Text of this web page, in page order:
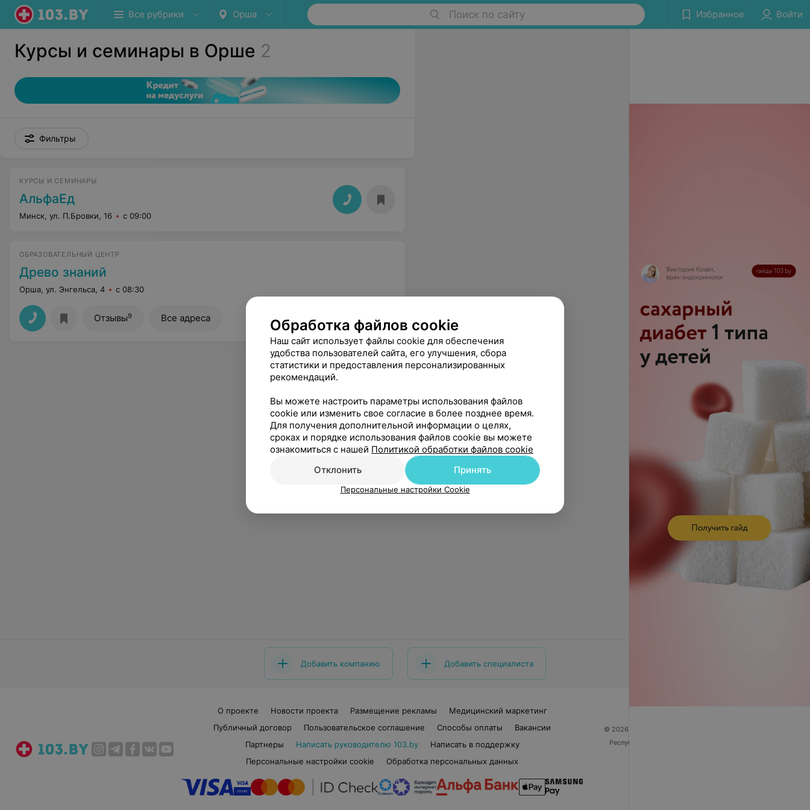
Все рубрики Орша Поиск по сайту Избранное Войти
Курсы и семинары в Орше 2
Фильтры
КУРСЫ И СЕМИНАРЫ
АльфаЕд
Минск, ул. П.Бровки, 16 с 09:00
ОБРАЗОВАТЕЛЬНЫЙ ЦЕНТР
Древо знаний
Орша, ул. Энгельса, 4 с 08:30
Отзывы9 Все адреса
Добавить компанию Добавить специалиста
О проекте Новости проекта Размещение рекламы
Медицинский маркетинг
Публичный договор
Пользовательское соглашение Способы оплаты
Вакансии
Партнеры
Написать руководителю 103.by
Написать в поддержку
Персональные настройки cookie
Обработка персональных данных
© 2026 ООО «Артокс Лаб», УНП 191700409
Республика Беларусь, г. Минск, улица Толбухина, 2,
Обработка файлов cookie
Наш сайт использует файлы cookie для обеспечения
удобства пользователей сайта, его улучшения, сбора
статистики и предоставления персонализированных
рекомендаций.
Вы можете настроить параметры использования файлов
cookie или изменить свое согласие в более позднее время.
Для получения дополнительной информации о целях,
сроках и порядке использования файлов cookie вы можете
ознакомиться с нашей Политикой обработки файлов cookie
Отклонить
Принять
Персональные настройки Cookie